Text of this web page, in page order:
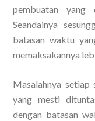
pembuatan yang
Seandainya
batasan waktu
memaksakannya
Masalahnya setiap
yang mesti
dengan batasan